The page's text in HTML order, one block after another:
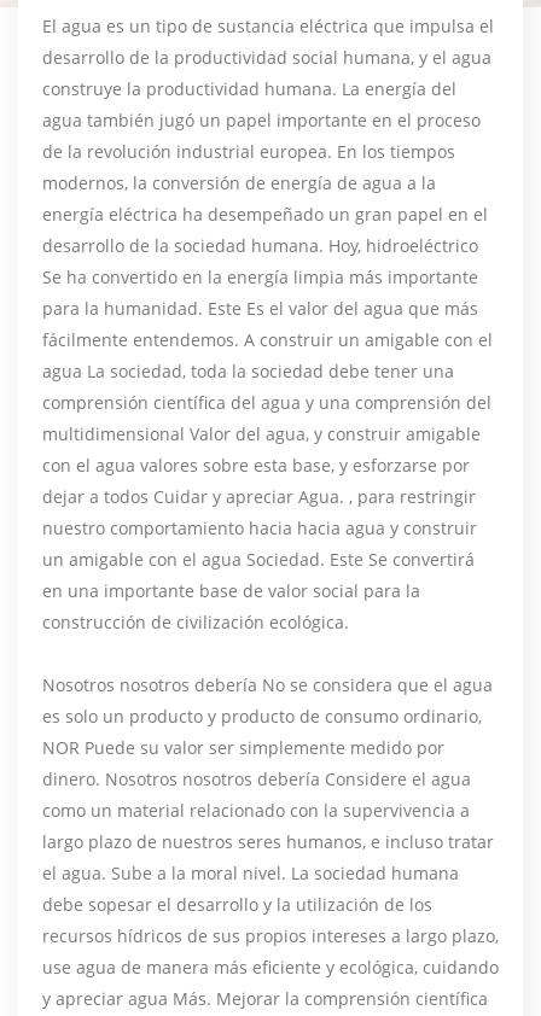
El agua es un tipo de sustancia eléctrica que impulsa el
desarrollo de la productividad social humana, y el agua
construye la productividad humana. La energía del
agua también jugó un papel importante en el proceso
de la revolución industrial europea. En los tiempos
modernos, la conversión de energía de agua a la
energía eléctrica ha desempeñado un gran papel en el
desarrollo de la sociedad humana. Hoy, hidroeléctrico
Se ha convertido en la energía limpia más importante
para la humanidad. Este Es el valor del agua que más
fácilmente entendemos. A construir un amigable con el
agua La sociedad, toda la sociedad debe tener una
comprensión científica del agua y una comprensión del
multidimensional Valor del agua, y construir amigable
con el agua valores sobre esta base, y esforzarse por
dejar a todos Cuidar y apreciar Agua. , para restringir
nuestro comportamiento hacia hacia agua y construir
un amigable con el agua Sociedad. Este Se convertirá
en una importante base de valor social para la
construcción de civilización ecológica.
Nosotros nosotros debería No se considera que el agua
es solo un producto y producto de consumo ordinario,
NOR Puede su valor ser simplemente medido por
dinero. Nosotros nosotros debería Considere el agua
como un material relacionado con la supervivencia a
largo plazo de nuestros seres humanos, e incluso tratar
el agua. Sube a la moral nivel. La sociedad humana
debe sopesar el desarrollo y la utilización de los
recursos hídricos de sus propios intereses a largo plazo,
use agua de manera más eficiente y ecológica, cuidando
y apreciar agua Más. Mejorar la comprensión científica